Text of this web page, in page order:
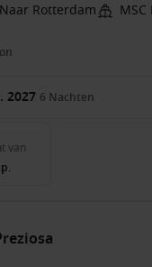
Rotterdam MSC
2027 6 Nachten
van